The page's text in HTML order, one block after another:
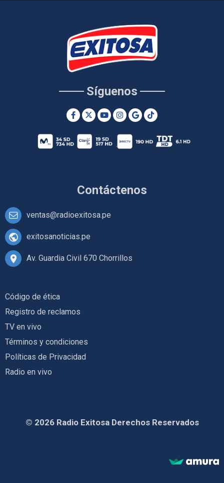
Contáctenos
ventas@radioexitosa.pe
exitosanoticias.pe
Av. Guardia Civil 670 Chorrillos
Síguenos
Código de ética
Registro de reclamos
TV en vivo
Términos y condiciones
Políticas de Privacidad
Radio en vivo
© 2026 Radio Exitosa Derechos Reservados